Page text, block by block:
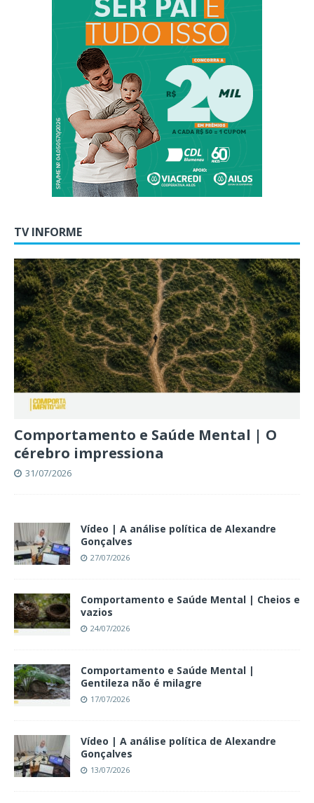
TV INFORME
Comportamento e Saúde Mental | O
cérebro impressiona
31/07/2026
Vídeo | A análise política de Alexandre
Gonçalves
27/07/2026
Comportamento e Saúde Mental | Cheios e
vazios
24/07/2026
Comportamento e Saúde Mental |
Gentileza não é milagre
17/07/2026
Vídeo | A análise política de Alexandre
Gonçalves
13/07/2026